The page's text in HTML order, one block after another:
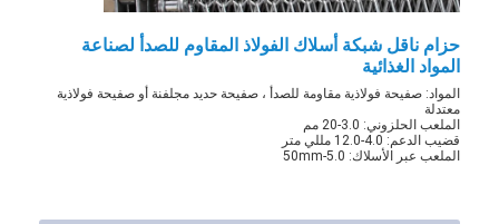
حزام ناقل شبكة أسلاك الفولاذ المقاوم للصدأ لصناعة
المواد الغذائية
المواد: صفيحة فولاذية مقاومة للصدأ ، صفيحة حديد مجلفنة أو صفيحة فولاذية
معتدلة
الملعب الحلزوني: 3.0-20 مم
قضيب الدعم: 4.0-12.0 مللي متر
الملعب عبر الأسلاك: 5.0-50mm